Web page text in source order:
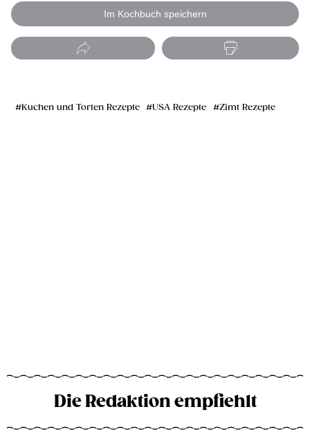
Im Kochbuch speichern
Kuchen und Torten Rezepte USA Rezepte Zimt Rezepte
Die Redaktion empfiehlt